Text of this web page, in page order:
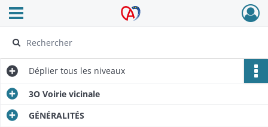
Archives Alsace - Colmar
Ouvrir le menu déroulant
Déplier tous les niveaux
3O Voirie vicinale
GÉNÉRALITÉS